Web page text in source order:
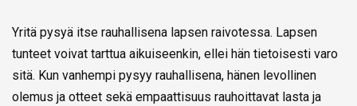
Yritä pysyä itse rauhallisena lapsen raivotessa. Lapsen
tunteet voivat tarttua aikuiseenkin, ellei hän tietoisesti varo
sitä. Kun vanhempi pysyy rauhallisena, hänen levollinen
olemus ja otteet sekä empaattisuus rauhoittavat lasta ja